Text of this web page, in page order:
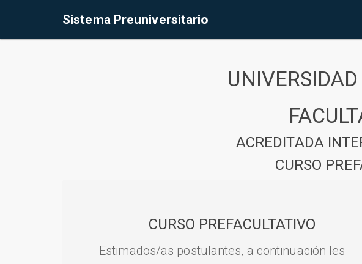
Sistema Preuniversitario
ACREDITADA
CURSO
CURSO PREFACULTATIVO
Estimados/as postulantes, a continuación les